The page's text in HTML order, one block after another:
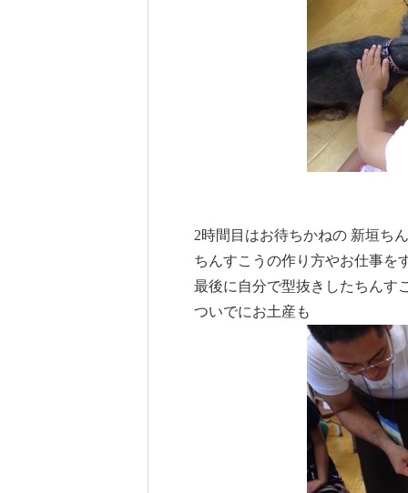
2時間目はお待ちかねの 新垣ち
ちんすこうの作り方やお仕事を
最後に自分で型抜きしたちんす
ついでにお土産も